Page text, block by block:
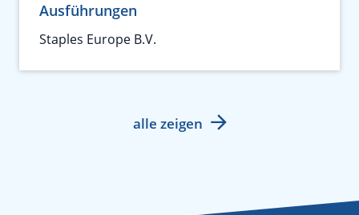
Ausführungen
Staples Europe B.V.
alle zeigen